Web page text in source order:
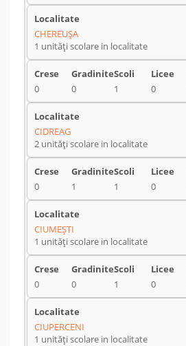
CHEREUŞA
1 unități scolare in localitate
0 0 1 0
CIDREAG
2 unități scolare in localitate
0 1 1 0
CIUMEŞTI
1 unități scolare in localitate
0 0 1 0
CIUPERCENI
1 unități scolare in localitate